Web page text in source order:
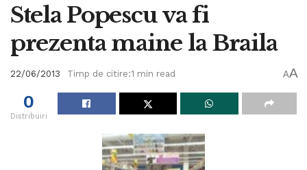
Stela Popescu va fi
prezenta maine la Braila
22/06/2013 Timp de citire:1 min read AA
0
Distribuiri